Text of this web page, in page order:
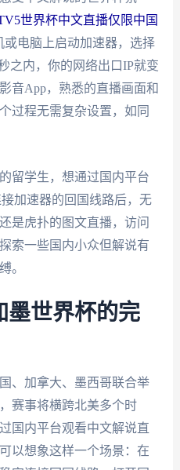
世界杯中文直播仅限中国
或电脑上启动加速器，选择
之内，你的网络出口IP就变
音App，熟悉的直播画面和
过程无需复杂设置，如同
留学生，想通过国内平台
加速器的回国线路后，无
是虎扑的图文直播，访问
索一些国内小众但解说有
。
墨世界杯的完
、加拿大、墨西哥联合举
赛事将横跨北美多个时
国内平台观看中文解说直
以想象这样一个场景：在